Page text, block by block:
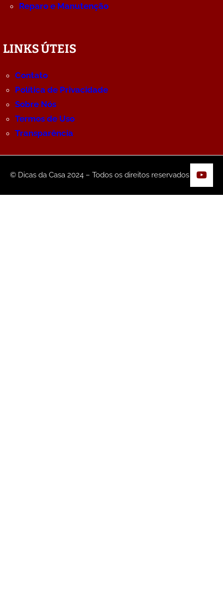
Reparo e Manutenção
LINKS ÚTEIS
Contato
Política de Privacidade
Sobre Nós
Termos de Uso
Transparência
© Dicas da Casa 2024 – Todos os direitos reservados